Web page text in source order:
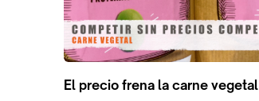
El precio frena la carne vegetal